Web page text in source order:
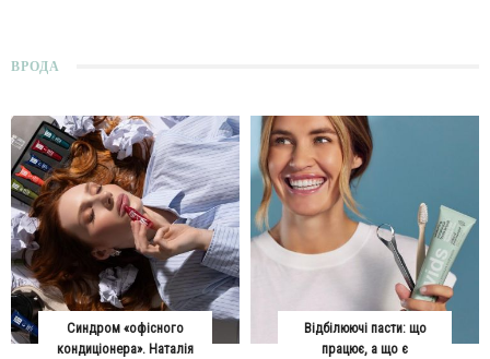
ВРОДА
Синдром «офісного
кондиціонера». Наталія
Відбілюючі пасти: що
працює, а що є